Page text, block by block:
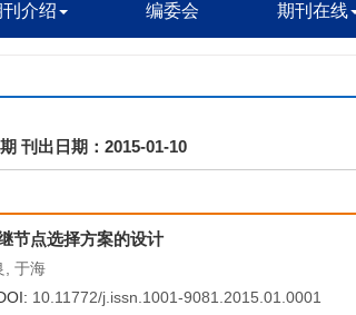
介绍 编委会 期刊在线
刊出日期：2015-01-10
节点选择方案的设计
, 于海
10.11772/j.issn.1001-9081.2015.01.0001